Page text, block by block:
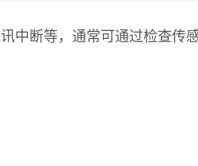
断等，通常可通过检查传